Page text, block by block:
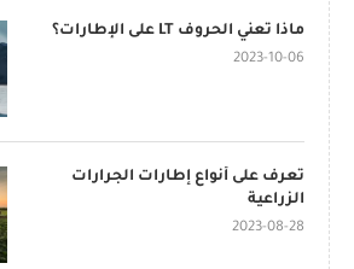
ماذا تعني الحروف LT على الإطارات؟
2023-10-06
تعرف على أنواع إطارات الجرارات
الزراعية
2023-08-28